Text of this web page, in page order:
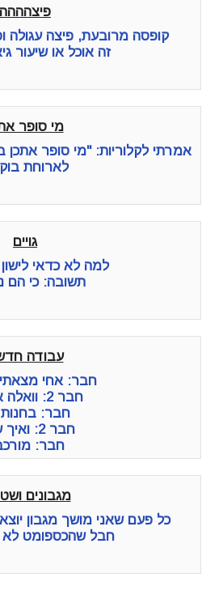
פיצהההה
קופסה מרובעת, פיצה עגולה
זה אוכל או שיעור
מי סופר
אמרתי לקלוריות: "מי סופר אתכן
לארוחת
גויים
למה לא כדאי לישון
תשובה: כי הם
עבודה
חבר: אחי
חבר 2: וואלה איפה?
חבר: בחנות
חבר 2: ואיך שם?
חבר:
מגבונים
כל פעם שאני מושך מגבון
חבל שהכספומט לא